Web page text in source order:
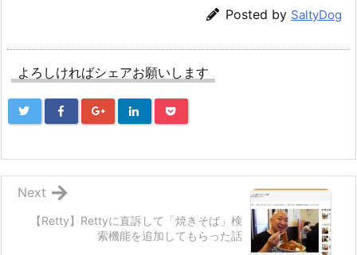
Posted by SaltyDog
よろしければシェアお願いします
【Retty】Rettyに直訴して「焼きそば」検
索機能を追加してもらった話
Next